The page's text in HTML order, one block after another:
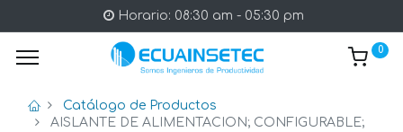
Horario: 08:30 am - 05:30 pm
0
Catálogo de Productos
AISLANTE DE ALIMENTACION; CONFIGURABLE;